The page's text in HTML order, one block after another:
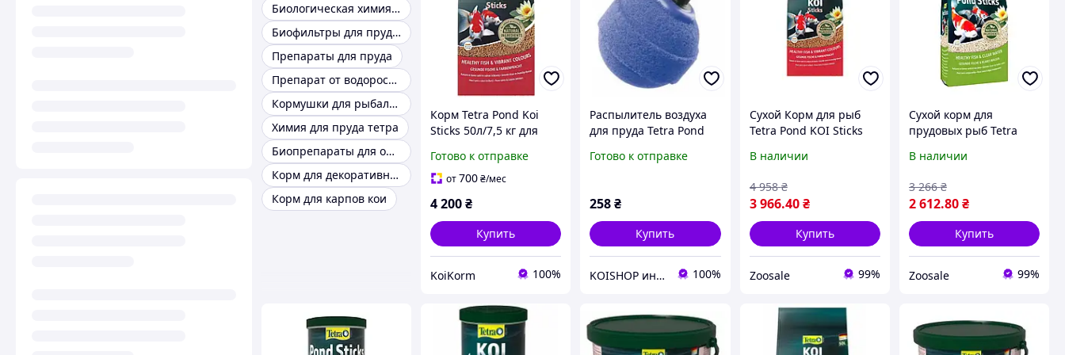
Биологическая химия для прудов
Биофильтры для прудов
Препараты для пруда
Препарат от водорослей
Кормушки для рыбалки
Химия для пруда тетра
Биопрепараты для очистки водоемов прудов
Корм для декоративных рыб
Корм для карпов кои
Корм Tetra Pond Koi
Sticks 50л/7,5 кг для
Готово к отправке
от700₴/мес
4 200₴
Купить
KoiKorm 100%
Распылитель воздуха
для пруда Tetra Pond
Готово к отправке
258₴
Купить
KOISHOP интернет-магазин 100%
Сухой Корм для рыб
Tetra Pond KOI Sticks
кои 50 л
В наличии
3 966.40 ₴
4 958 ₴
Купить
Zoosale 99%
Сухой корм для
прудовых рыб Tetra
50 л
В наличии
2 612.80₴
3 266 ₴
Купить
Zoosale 99%